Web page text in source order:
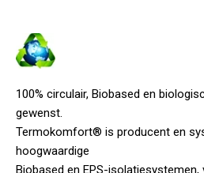
100% circulair, Biobased en
gewenst.
Termokomfort® is producent en
hoogwaardige
Biobased en EPS-